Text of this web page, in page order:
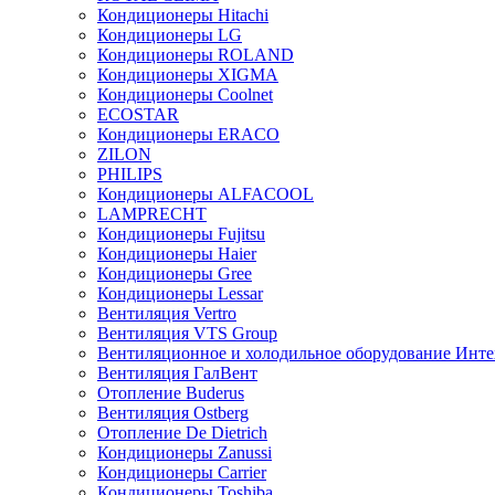
Кондиционеры Hitachi
Кондиционеры LG
Кондиционеры ROLAND
Кондиционеры XIGMA
Кондиционеры Coolnet
ECOSTAR
Кондиционеры ERACO
ZILON
PHILIPS
Кондиционеры ALFACOOL
LAMPRECHT
Кондиционеры Fujitsu
Кондиционеры Haier
Кондиционеры Gree
Кондиционеры Lessar
Вентиляция Vertro
Вентиляция VTS Group
Вентиляционное и холодильное оборудование
Вентиляция ГалВент
Отопление Buderus
Вентиляция Ostberg
Отопление De Dietrich
Кондиционеры Zanussi
Кондиционеры Carrier